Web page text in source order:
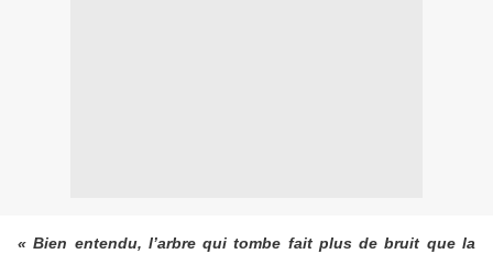
« Bien entendu, l’arbre qui tombe fait plus de bruit que la